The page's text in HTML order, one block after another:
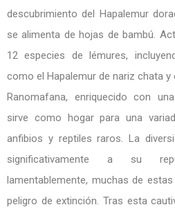
descubrimiento del Hapalemur
se alimenta de hojas de bambú.
12 especies de lémures,
como el Hapalemur de nariz chata y
Ranomafana, enriquecido con
sirve como hogar para una
anfibios y reptiles raros. La
significativamente a su
lamentablemente, muchas de
peligro de extinción. Tras esta